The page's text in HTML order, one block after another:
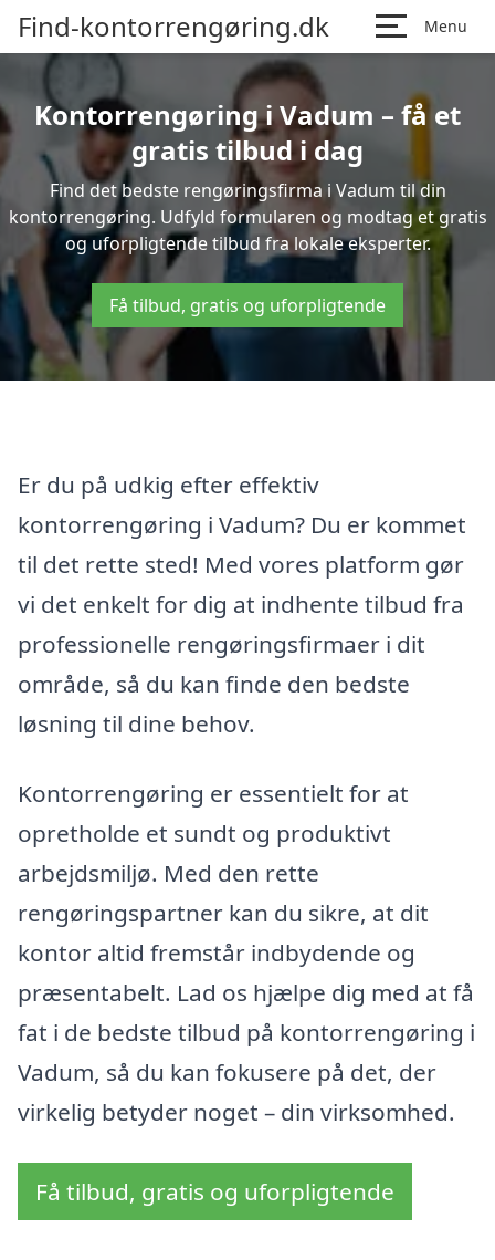
Find-kontorrengøring.dk Menu
Kontorrengøring i Vadum – få et
gratis tilbud i dag
Find det bedste rengøringsfirma i Vadum til din
kontorrengøring. Udfyld formularen og modtag et gratis
og uforpligtende tilbud fra lokale eksperter.
Få tilbud, gratis og uforpligtende
Er du på udkig efter effektiv
kontorrengøring i Vadum? Du er kommet
til det rette sted! Med vores platform gør
vi det enkelt for dig at indhente tilbud fra
professionelle rengøringsfirmaer i dit
område, så du kan finde den bedste
løsning til dine behov.
Kontorrengøring er essentielt for at
opretholde et sundt og produktivt
arbejdsmiljø. Med den rette
rengøringspartner kan du sikre, at dit
kontor altid fremstår indbydende og
præsentabelt. Lad os hjælpe dig med at få
fat i de bedste tilbud på kontorrengøring i
Vadum, så du kan fokusere på det, der
virkelig betyder noget – din virksomhed.
Få tilbud, gratis og uforpligtende